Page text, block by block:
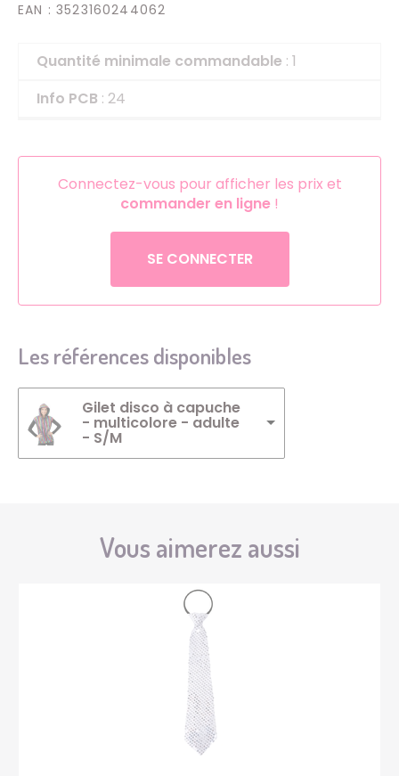
EAN : 3523160244062
Quantité minimale commandable : 1
Info PCB : 24
Connectez-vous pour afficher les prix et
commander en ligne !
SE CONNECTER
Les références disponibles
Gilet disco à capuche
- multicolore - adulte
- S/M
Vous aimerez aussi